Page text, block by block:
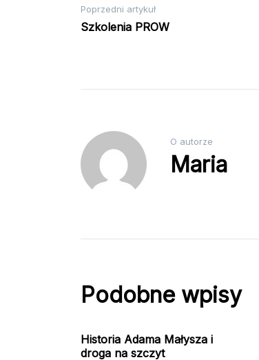
Nawigacja
Poprzedni artykuł
Szkolenia PROW
O autorze
Maria
Podobne wpisy
Historia Adama Małysza i
droga na szczyt